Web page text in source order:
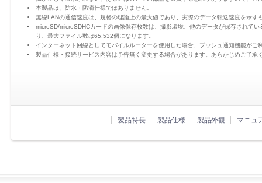
本製品は、防水・防滴仕様ではありません。
無線LANの通信速度は、規格の理論上の最大値であり、実際のデータ転送速度を示す
microSD/microSDHCカードの画像保存枚数は、撮影環境、他のデータが保存されて
り、最大ファイル数は65,532個になります。
インターネット回線としてモバイルルーターを使用した場合、プッシュ通知機能がご
製品仕様・接続サービス内容は予告無く変更する場合があります。あらかじめご了承
製品特長 製品仕様 製品外観 マニュ